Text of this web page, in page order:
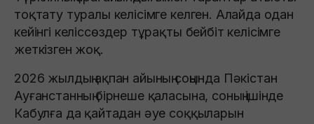
тоқтату туралы келісімге келген. Алайда одан
кейінгі келіссөздер тұрақты бейбіт келісімге
жеткізген жоқ.
2026 жылдың ақпан айының соңында Пәкістан
Ауғанстанның бірнеше қаласына, соның ішінде
Кабулға да қайтадан әуе соққыларын